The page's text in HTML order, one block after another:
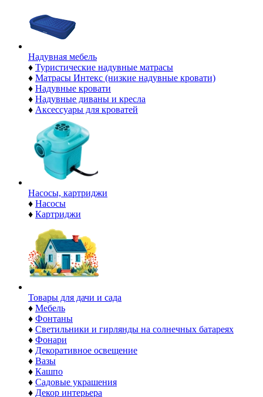
Надувная мебель
♦ Туристические надувные матрасы
♦ Матрасы Интекс (низкие надувные кровати)
♦ Надувные кровати
♦ Надувные диваны и кресла
♦ Аксессуары для кроватей
Насосы, картриджи
♦ Насосы
♦ Картриджи
Товары для дачи и сада
♦ Мебель
♦ Фонтаны
♦ Светильники и гирлянды на солнечных батареях
♦ Фонари
♦ Декоративное освещение
♦ Вазы
♦ Кашпо
♦ Садовые украшения
♦ Декор интерьера